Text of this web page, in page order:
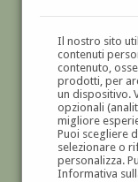
Il nostro sito
contenuti
contenuto,
prodotti, per
un dispositivo.
opzionali
migliore
Puoi scegliere
selezionare o
personalizza.
Informativa